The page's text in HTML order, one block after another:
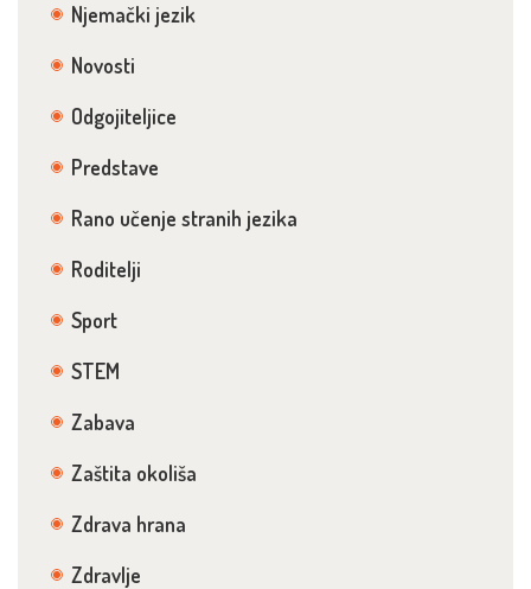
Njemački jezik
Novosti
Odgojiteljice
Predstave
Rano učenje stranih jezika
Roditelji
Sport
STEM
Zabava
Zaštita okoliša
Zdrava hrana
Zdravlje